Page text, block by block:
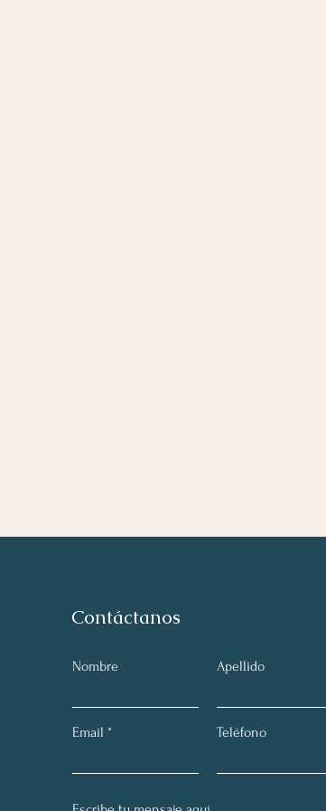
Contáctanos
Nombre Apellido
Email Teléfono